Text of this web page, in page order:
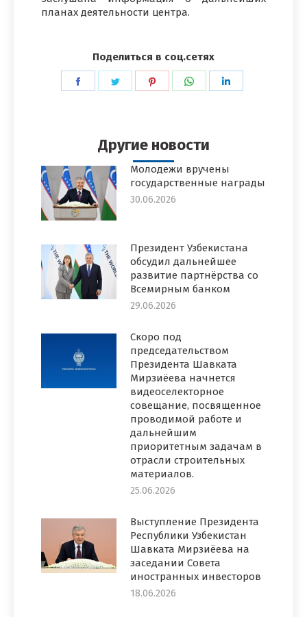
планах деятельности центра.
Поделиться в соц.сетях
ПоделитьсяПоделитьсяПоделитьсяПоделиться
Другие новости
Молодежи вручены
государственные награды
30.06.2026
Президент Узбекистана
обсудил дальнейшее
развитие партнёрства со
Всемирным банком
29.06.2026
Скоро под
председательством
Президента Шавката
Мирзиёева начнется
видеоселекторное
совещание, посвященное
проводимой работе и
дальнейшим
приоритетным задачам в
отрасли строительных
материалов.
25.06.2026
Выступление Президента
Республики Узбекистан
Шавката Мирзиёева на
заседании Совета
иностранных инвесторов
18.06.2026